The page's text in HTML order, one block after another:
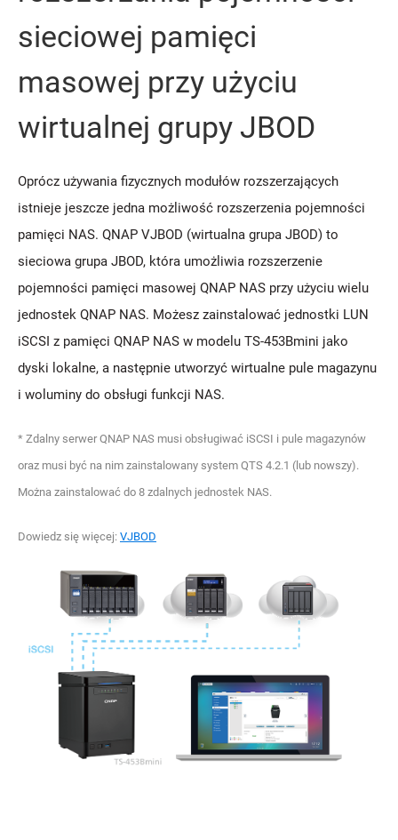
sieciowej pamięci
masowej przy użyciu
wirtualnej grupy JBOD
Oprócz używania fizycznych modułów rozszerzających
istnieje jeszcze jedna możliwość rozszerzenia pojemności
pamięci NAS. QNAP VJBOD (wirtualna grupa JBOD) to
sieciowa grupa JBOD, która umożliwia rozszerzenie
pojemności pamięci masowej QNAP NAS przy użyciu wielu
jednostek QNAP NAS. Możesz zainstalować jednostki LUN
iSCSI z pamięci QNAP NAS w modelu TS-453Bmini jako
dyski lokalne, a następnie utworzyć wirtualne pule magazynu
i woluminy do obsługi funkcji NAS.
* Zdalny serwer QNAP NAS musi obsługiwać iSCSI i pule magazynów
oraz musi być na nim zainstalowany system QTS 4.2.1 (lub nowszy).
Można zainstalować do 8 zdalnych jednostek NAS.
Dowiedz się więcej: VJBOD